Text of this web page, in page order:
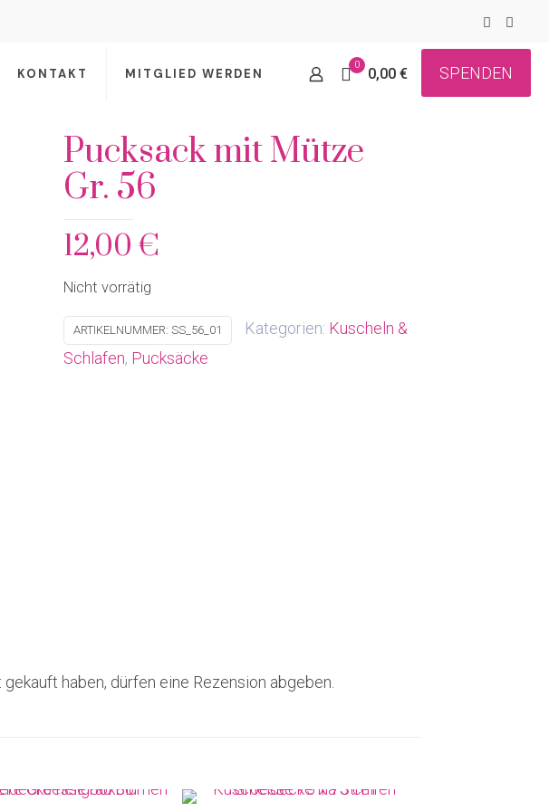
KONTAKT MITGLIED WERDEN
0
0,00 € SPENDEN
Pucksack mit Mütze
Gr. 56
12,00€
Nicht vorrätig
ARTIKELNUMMER:SS_56_01 Kategorien: Kuscheln &
Schlafen, Pucksäcke
haben, dürfen eine Rezension abgeben.